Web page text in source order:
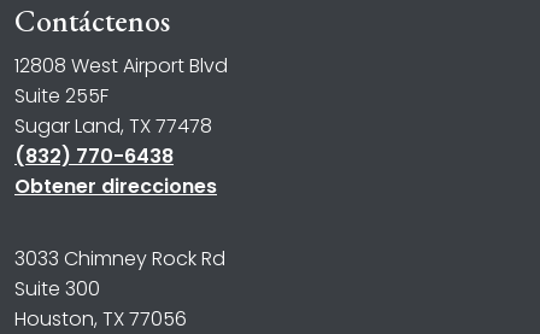
Contáctenos
12808 West Airport Blvd
Suite 255F
Sugar Land, TX 77478
(832) 770-6438
Obtener direcciones
3033 Chimney Rock Rd
Suite 300
Houston, TX 77056